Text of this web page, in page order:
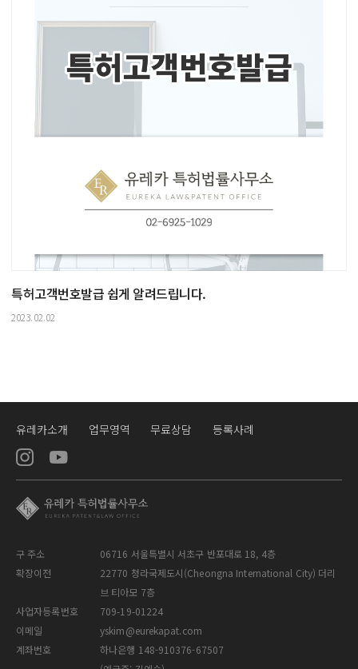
특허고객번호발급 쉽게 알려드립니다.
2023.02.02
유레카소개 업무영역 무료상담 등록사례
구 주소
06716 서울특별시 서초구 반포대로 18, 4층
확장이전
22770 청라국제도시(Cheongna International City) 더리
브 티아모 7층
사업자등록번호
709-19-01224
이메일
yskim@eurekapat.com
계좌번호
하나은행 148-910376-67507